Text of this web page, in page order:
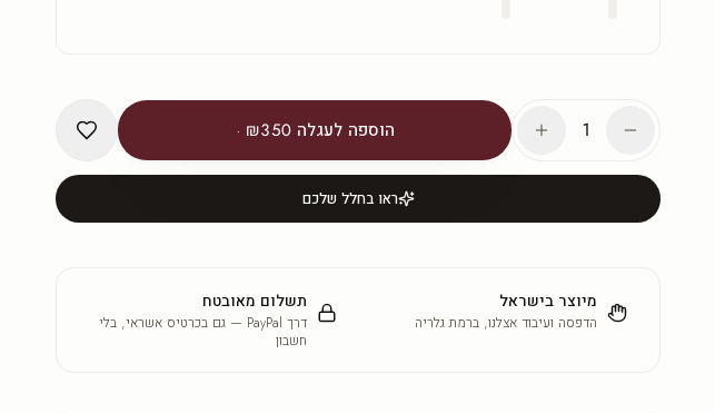
1 הוספה לעגלה · ₪350
ראו בחלל שלכם
מיוצר בישראל
הדפסה ועיבוד אצלנו, ברמת גלריה
תשלום מאובטח
דרך PayPal — גם בכרטיס אשראי, בלי
חשבון